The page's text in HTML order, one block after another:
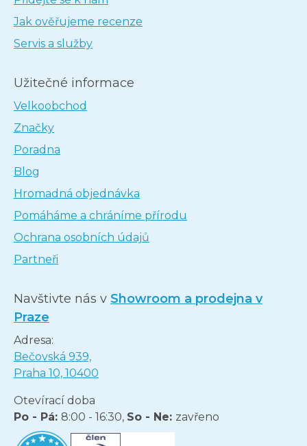
Jak ověřujeme recenze
Servis a služby
Užitečné informace
Velkoobchod
Značky
Poradna
Blog
Hromadná objednávka
Pomáháme a chráníme přírodu
Ochrana osobních údajů
Partneři
Navštivte nás v Showroom a prodejna v
Praze
Adresa:
Bečovská 939,
Praha 10, 10400
Otevírací doba
Po - Pá: 8:00 - 16:30, So - Ne: zavřeno